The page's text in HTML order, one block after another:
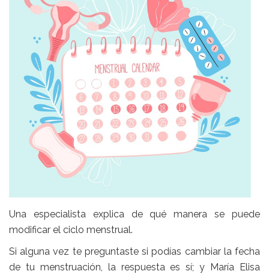
Una especialista explica de qué manera se puede
modificar el ciclo menstrual.
Si alguna vez te preguntaste si podías cambiar la fecha
de tu menstruación, la respuesta es sí; y María Elisa